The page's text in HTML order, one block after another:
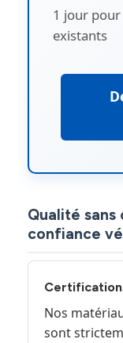
1 jour
existants
Qualité sans
confiance
Nos
sont